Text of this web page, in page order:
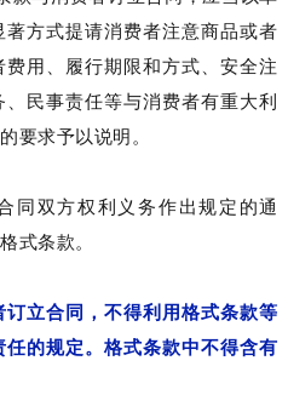
方式提请消费者注意商品或者
用、履行期限和方式、安全注
民事责任等与消费者有重大利
要求予以说明。
同双方权利义务作出规定的通
式条款。
立合同，不得利用格式条款等
的规定。格式条款中不得含有